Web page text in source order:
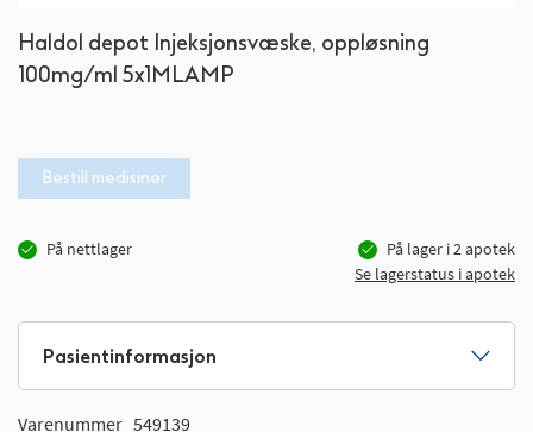
Haldol depot Injeksjonsvæske, oppløsning
100mg/ml 5x1MLAMP
Bestill medisiner
På nettlager På lager i2apotek
Se lagerstatus i apotek
til
begynnelsen
Pasientinformasjon
Varenummer 549139